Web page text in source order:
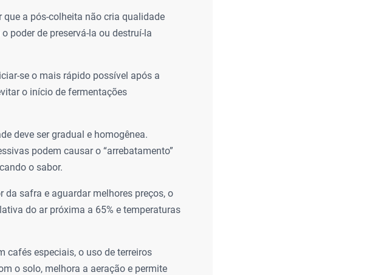
que a pós-colheita não cria qualidade
poder de preservá-la ou destruí-la
se o mais rápido possível após a
o início de fermentações
deve ser gradual e homogênea.
podem causar o “arrebatamento”
o sabor.
da safra e aguardar melhores preços, o
do ar próxima a 65% e temperaturas
cafés especiais, o uso de terreiros
o solo, melhora a aeração e permite